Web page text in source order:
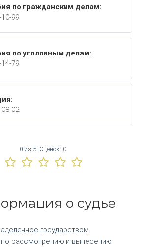
по гражданским делам:
99
по уголовным делам:
79
02
0 из 5. Оценок: 0
о судье
государством
рассмотрению и вынесению